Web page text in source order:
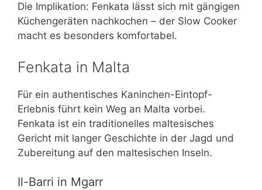
Die Implikation: Fenkata lässt sich mit gängigen
Küchengeräten nachkochen – der Slow Cooker
macht es besonders komfortabel.
Fenkata in Malta
Für ein authentisches Kaninchen-Eintopf-
Erlebnis führt kein Weg an Malta vorbei.
Fenkata ist ein traditionelles maltesisches
Gericht mit langer Geschichte in der Jagd und
Zubereitung auf den maltesischen Inseln.
Il-Barri in Mgarr